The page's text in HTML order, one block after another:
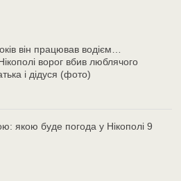
він працював водієм…
ворог вбив люблячого
і дідуся (фото)
якою буде погода у Нікополі 9